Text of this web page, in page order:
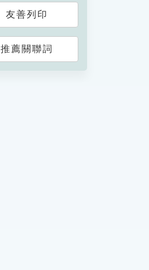
友善列印
推薦關聯詞